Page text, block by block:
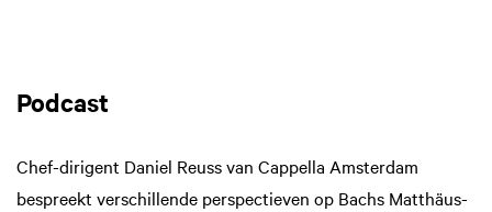
Podcast
Chef-dirigent Daniel Reuss van Cappella Amsterdam
bespreekt verschillende perspectieven op Bachs Matthäus-